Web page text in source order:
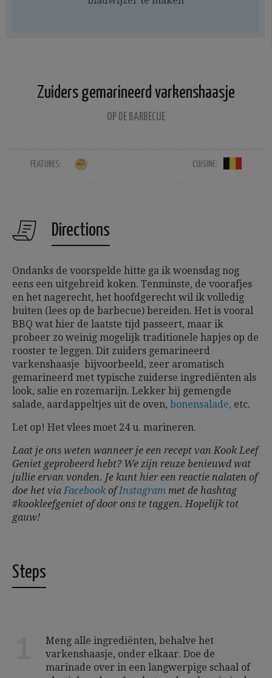
Zuiders gemarineerd varkenshaasje
OP DE BARBECUE
FEATURES: CUISINE:
Directions
Ondanks de voorspelde hitte ga ik woensdag nog
eens een uitgebreid koken. Tenminste, de voorafjes
en het nagerecht, het hoofdgerecht wil ik volledig
buiten (lees op de barbecue) bereiden. Het is vooral
BBQ wat hier de laatste tijd passeert, maar ik
probeer zo weinig mogelijk traditionele hapjes op de
rooster te leggen. Dit zuiders gemarineerd
varkenshaasje bijvoorbeeld, zeer aromatisch
gemarineerd met typische zuiderse ingrediënten als
look, salie en rozemarijn. Lekker bij gemengde
salade, aardappeltjes uit de oven, bonensalade, etc.
Let op! Het vlees moet 24 u. marineren.
Laat je ons weten wanneer je een recept van Kook Leef
Geniet geprobeerd hebt? We zijn reuze benieuwd wat
jullie ervan vonden. Je kunt hier een reactie nalaten of
doe het viaFacebookofInstagram met de hashtag
#kookleefgeniet of door ons te taggen.Hopelijk tot
gauw!
Steps
Meng alle ingrediënten, behalve het
varkenshaasje, onder elkaar. Doe de
marinade over in een langwerpige schaal of